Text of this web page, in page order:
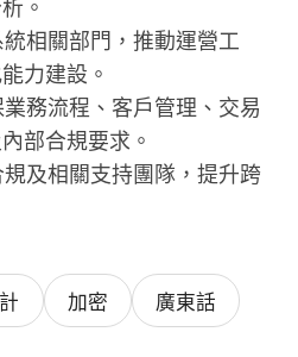
。
相關部門，推動運營工
力建設。
務流程、客戶管理、交易
部合規要求。
及相關支持團隊，提升跨
續優化 OTC 運營流程與管
與規模化能力。
、經濟、商業管理、市場
加密
廣東話